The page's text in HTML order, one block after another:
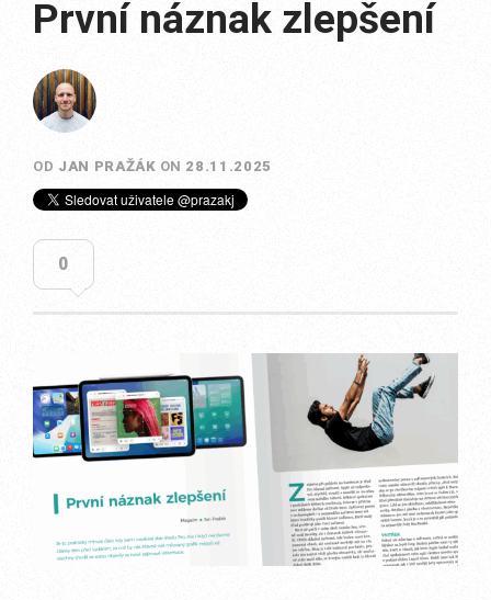
První náznak zlepšení
OD JAN PRAŽÁK ON 28.11.2025
0